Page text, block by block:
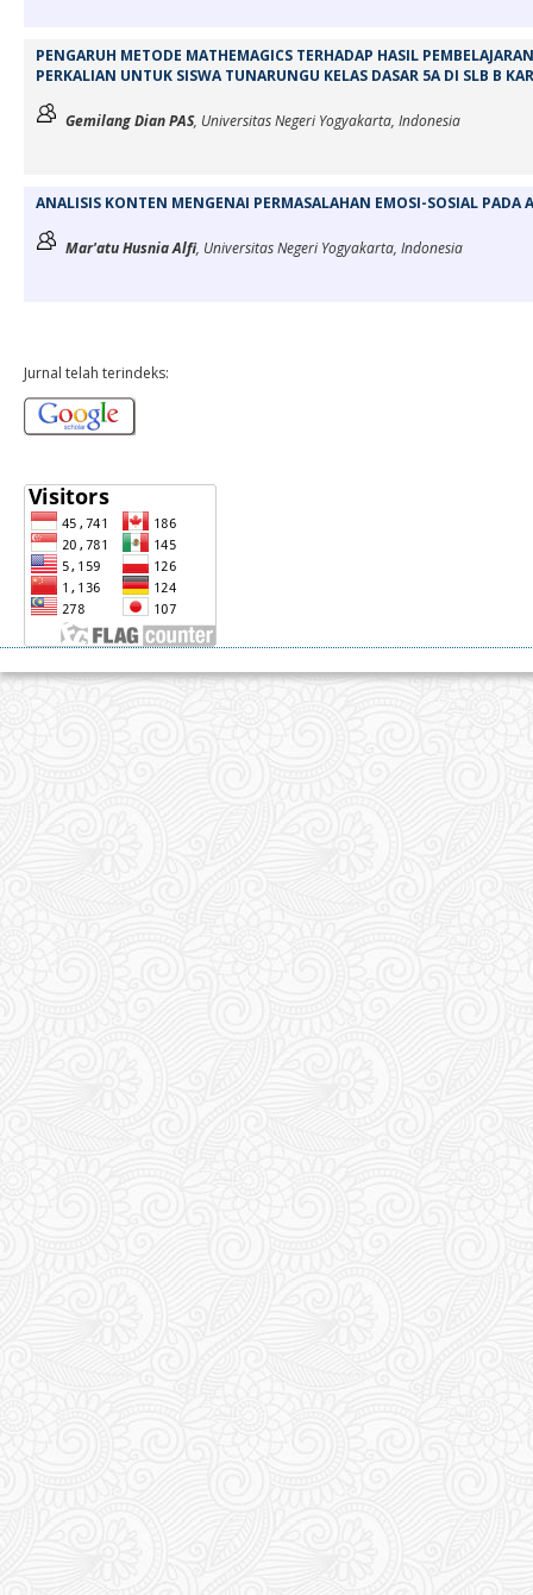
PENGARUH METODE MATHEMAGICS TERHADAP HASIL
PERKALIAN UNTUK SISWA TUNARUNGU KELAS DASAR 5A DI SLB B
Gemilang Dian PAS, Universitas Negeri Yogyakarta, Indonesia
ANALISIS KONTEN MENGENAI PERMASALAHAN EMOSI-SOSIAL PADA
Mar'atu Husnia Alfi, Universitas Negeri Yogyakarta, Indonesia
Jurnal telah terindeks: